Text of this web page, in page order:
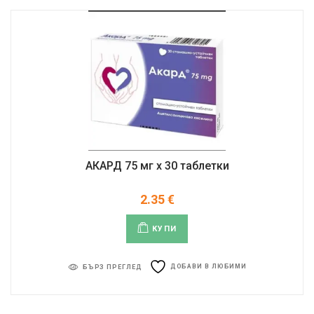
АКАРД 75 мг x 30 таблетки
2.35€
КУПИ
БЪРЗ ПРЕГЛЕД ДОБАВИ В ЛЮБИМИ